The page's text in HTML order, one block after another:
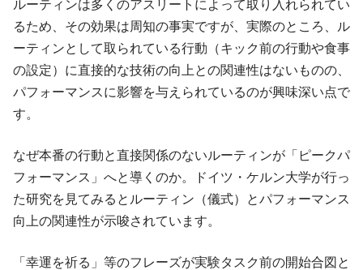
ルーティンは多くのアスリートによって取り入れられてい
るため、その効果は周知の事実ですが、実際のところ、ル
ーティンとして取られている行動（キック前の行動や食事
の設定）に直接的な技術の向上との関連性はないものの、
パフォーマンスに影響を与えられているのが興味深い点で
す。
なぜ本番の行動と直接関係のないルーティンが「ピークパ
フォーマンス」へと導くのか。ドイツ・ケルン大学が行っ
た研究を見てみるとルーティン（儀式）とパフォーマンス
向上の関連性が示唆されています。
「幸運を祈る」等のフレーズが実験タスク前の開始合図と